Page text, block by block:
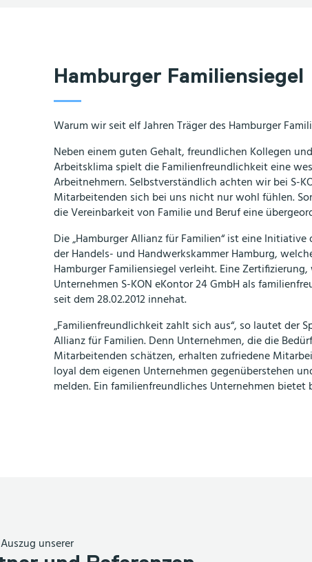
Hamburger Familiensiegel
Warum wir seit elf Jahren Träger des Hamburger
Neben einem guten Gehalt, freundlichen Kollegen
Arbeitsklima spielt die Familienfreundlichkeit eine
Arbeitnehmern. Selbstverständlich achten wir bei S-
Mitarbeitenden sich bei uns nicht nur wohl fühlen.
die Vereinbarkeit von Familie und Beruf eine
Die „Hamburger Allianz für Familien“ ist eine Initiative
der Handels- und Handwerkskammer Hamburg,
Hamburger Familiensiegel verleiht. Eine
Unternehmen S-KON eKontor 24 GmbH als
seit dem 28.02.2012 innehat.
„Familienfreundlichkeit zahlt sich aus“, so lautet der
Allianz für Familien. Denn Unternehmen, die die
Mitarbeitenden schätzen, erhalten zufriedene
loyal dem eigenen Unternehmen gegenüberstehen
melden. Ein familienfreundliches Unternehmen bietet
Auszug unserer